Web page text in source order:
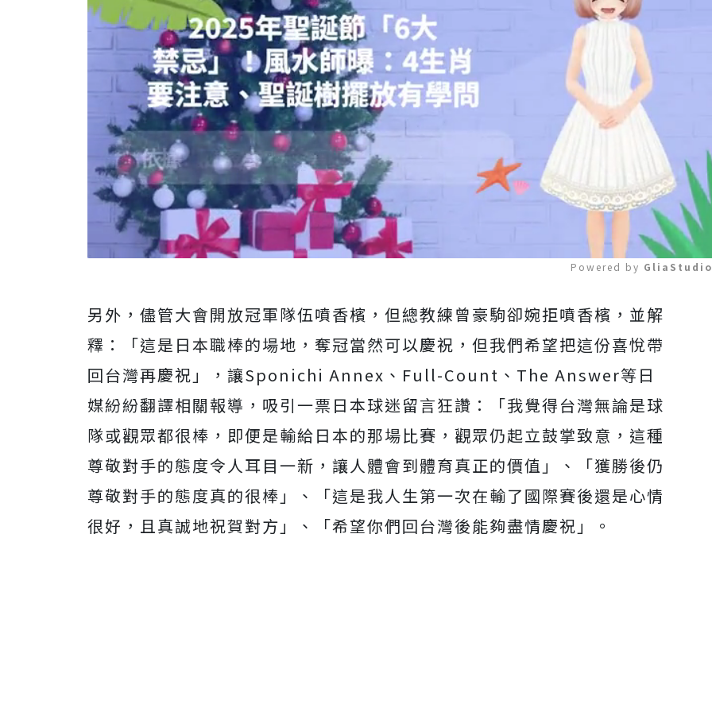
Mute
Powered by
另外，儘管大會開放冠軍隊伍噴香檳，但總教練曾豪駒卻婉拒噴香檳，並解
釋：「這是日本職棒的場地，奪冠當然可以慶祝，但我們希望把這份喜悅帶
回台灣再慶祝」，讓Sponichi Annex、Full-Count、The Answer等日
媒紛紛翻譯相關報導，吸引一票日本球迷留言狂讚：「我覺得台灣無論是球
隊或觀眾都很棒，即便是輸給日本的那場比賽，觀眾仍起立鼓掌致意，這種
尊敬對手的態度令人耳目一新，讓人體會到體育真正的價值」、「獲勝後仍
尊敬對手的態度真的很棒」、「這是我人生第一次在輸了國際賽後還是心情
很好，且真誠地祝賀對方」、「希望你們回台灣後能夠盡情慶祝」。